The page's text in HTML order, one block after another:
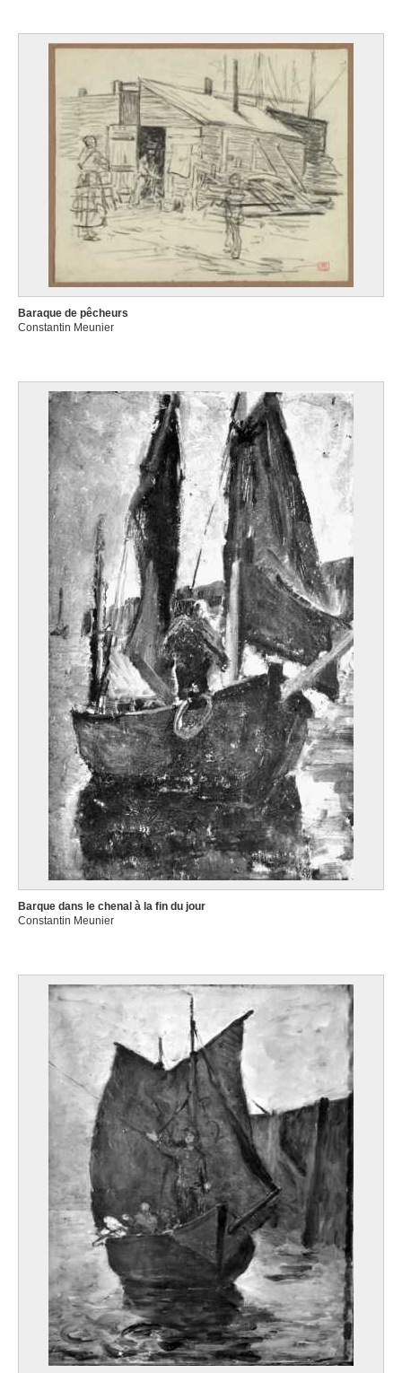
Baraque de pêcheurs
Constantin Meunier
Barque dans le chenal à la fin du jour
Constantin Meunier